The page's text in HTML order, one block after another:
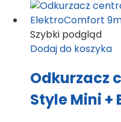
Szybki podgląd
Dodaj do koszyka
Odkurzacz
Style Mini